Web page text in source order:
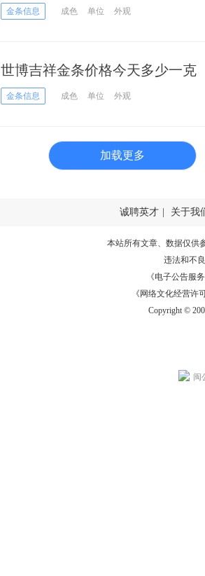
金条信息 成色 单位 外观
世博吉祥金条价格今天多少一克
金条信息 成色 单位 外观
加载更多
诚聘英才 关于我
本站所有文章、数据仅供
违法和不
《电子公告服务
《网络文化经营许
Copyright ©
闽